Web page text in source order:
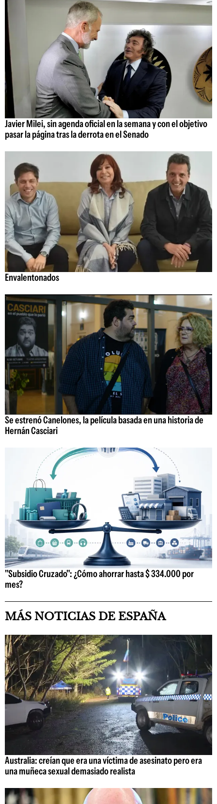
Javier Milei, sin agenda oficial en la semana y con el objetivo
pasar la página tras la derrota en el Senado
Envalentonados
Se estrenó Canelones, la película basada en una historia de
Hernán Casciari
"Subsidio Cruzado": ¿Cómo ahorrar hasta $ 334.000 por
mes?
MÁS NOTICIAS DE ESPAÑA
Australia: creían que era una víctima de asesinato pero era
una muñeca sexual demasiado realista